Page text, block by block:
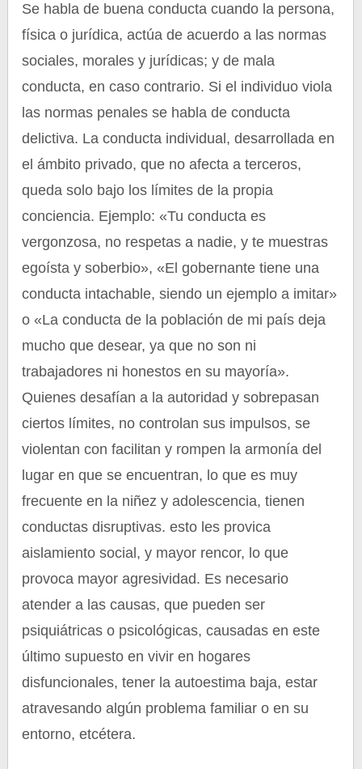
Se habla de buena conducta cuando la persona,
física o jurídica, actúa de acuerdo a las normas
sociales, morales y jurídicas; y de mala
conducta, en caso contrario. Si el individuo viola
las normas penales se habla de conducta
delictiva. La conducta individual, desarrollada en
el ámbito privado, que no afecta a terceros,
queda solo bajo los límites de la propia
conciencia. Ejemplo: «Tu conducta es
vergonzosa, no respetas a nadie, y te muestras
egoísta y soberbio», «El gobernante tiene una
conducta intachable, siendo un ejemplo a imitar»
o «La conducta de la población de mi país deja
mucho que desear, ya que no son ni
trabajadores ni honestos en su mayoría».
Quienes desafían a la autoridad y sobrepasan
ciertos límites, no controlan sus impulsos, se
violentan con facilitan y rompen la armonía del
lugar en que se encuentran, lo que es muy
frecuente en la niñez y adolescencia, tienen
conductas disruptivas. esto les provica
aislamiento social, y mayor rencor, lo que
provoca mayor agresividad. Es necesario
atender a las causas, que pueden ser
psiquiátricas o psicológicas, causadas en este
último supuesto en vivir en hogares
disfuncionales, tener la autoestima baja, estar
atravesando algún problema familiar o en su
entorno, etcétera.